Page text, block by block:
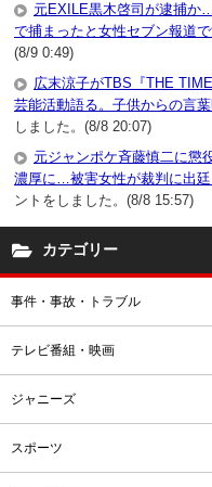
元EXILE黒木啓司が逮捕か
で捕まったと女性セブン報道
(8/9 0:49)
広末涼子がTBS『THE
芸能活動語る。子供からの言
しました。(8/8 20:07)
元ジャンポケ斉藤慎二に懲
濃厚に…被害女性が裁判に出
ントをしました。(8/8 15:57)
カテゴリー
事件・事故・トラブル
テレビ番組・映画
ジャニーズ
スポーツ